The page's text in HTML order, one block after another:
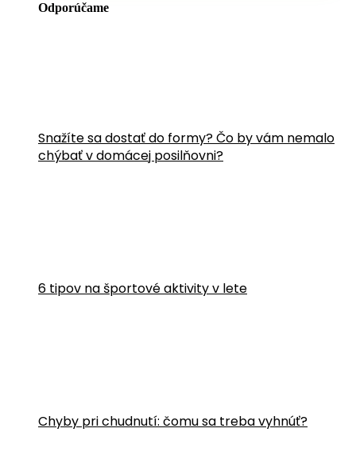
Odporúčame
Snažíte sa dostať do formy? Čo by vám nemalo
chýbať v domácej posilňovni?
6 tipov na športové aktivity v lete
Chyby pri chudnutí: čomu sa treba vyhnúť?